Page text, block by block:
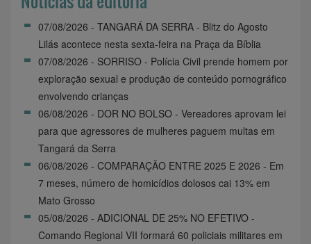
07/08/2026 - TANGARÁ DA SERRA - Blitz do Agosto
Lilás acontece nesta sexta-feira na Praça da Bíblia
07/08/2026 - SORRISO - Polícia Civil prende homem por
exploração sexual e produção de conteúdo pornográfico
envolvendo crianças
06/08/2026 - DOR NO BOLSO - Vereadores aprovam lei
para que agressores de mulheres paguem multas em
Tangará da Serra
06/08/2026 - COMPARAÇÃO ENTRE 2025 E 2026 - Em
7 meses, número de homicídios dolosos cai 13% em
Mato Grosso
05/08/2026 - ADICIONAL DE 25% NO EFETIVO -
Comando Regional VII formará 60 policiais militares em